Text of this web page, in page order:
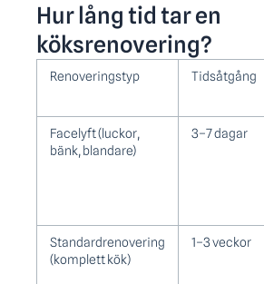
Hur lång tid tar en
köksrenovering?
Renoveringstyp Tidsåtgång
Facelyft (luckor,
bänk, blandare)
3–7 dagar
Standardrenovering
(komplett kök)
1–3 veckor